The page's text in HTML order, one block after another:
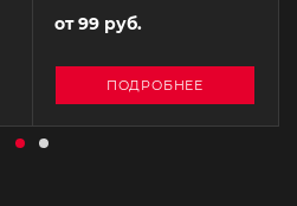
от99 руб.
ПОДРОБНЕЕ